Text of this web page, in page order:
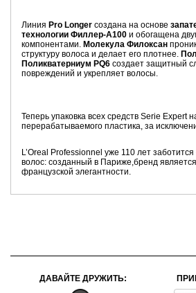
Линия Pro Longer создана на основе
технологии Филлер-A100 и обогащена
компонентами. Молекула Филоксан
структуру волоса и делает его плотнее.
Поликватерниум PQ6 создает защитный
повреждений и укрепляет волосы.
Теперь упаковка всех средств Serie Expert
перерабатываемого пластика, за
L’Oreal Professionnel уже 110 лет
волос: созданный в Париже,бренд
французской элегантности.
ДАВАЙТЕ ДРУЖИТЬ: